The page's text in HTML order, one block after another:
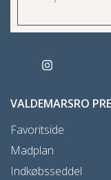
VALDEMARSRO
Favoritside
Madplan
Indkøbsseddel